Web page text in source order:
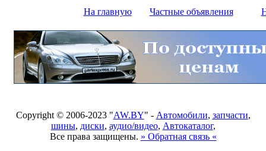
На главную Частные объявления
Copyright © 2006-2023 "AW.BY" - Автомобили, запчасти,
шины, диски, аудио/видео, Автокаталог,
Все права защищены. » Обратная связь «